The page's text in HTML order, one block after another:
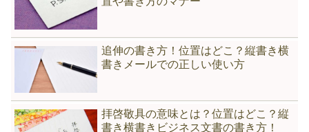
追伸の書き方！位置はどこ？縦書き横
書きメールでの正しい使い方
拝啓敬具の意味とは？位置はどこ？縦
書き横書きビジネス文書の書き方！